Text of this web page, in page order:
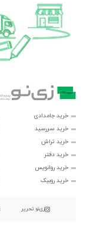
خرید جامدادی
خرید سررسید
خرید تراش
خرید دفتر
خرید روانویس
خرید روبیک
زی‌نو تحریر